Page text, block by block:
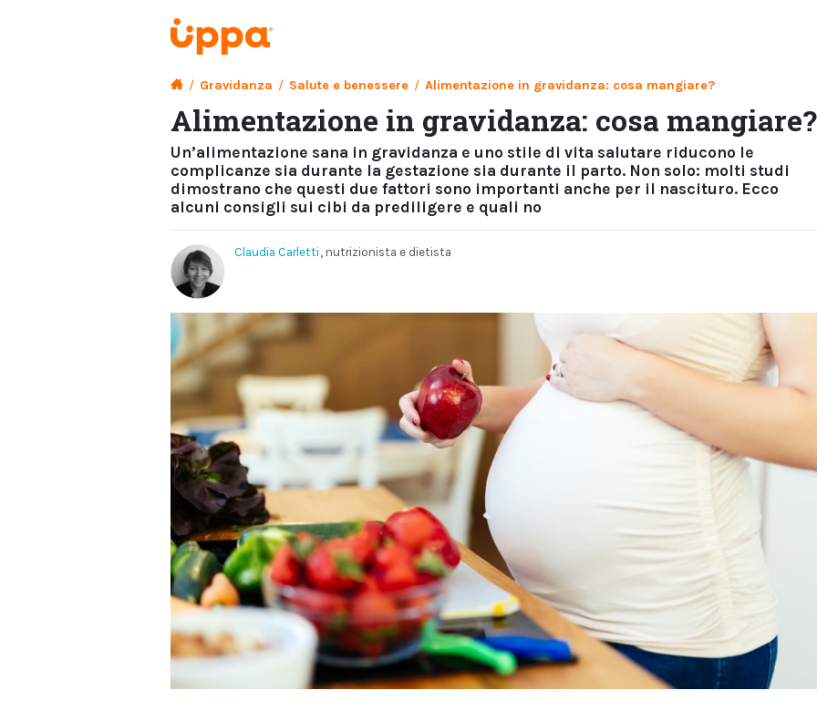
/ Gravidanza / Salute e benessere / Alimentazione in gravidanza: cosa mangiare?
Alimentazione in gravidanza: cosa mangiare?
Un’alimentazione sana in gravidanza e uno stile di vita salutare riducono le
complicanze sia durante la gestazione sia durante il parto. Non solo: molti studi
dimostrano che questi due fattori sono importanti anche per il nascituro. Ecco
alcuni consigli sui cibi da prediligere e quali no
Claudia Carletti , nutrizionista e dietista